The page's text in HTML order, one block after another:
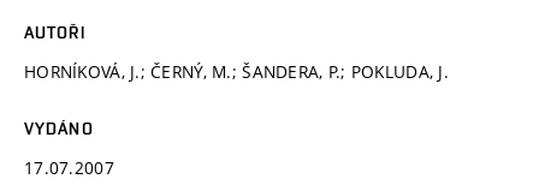
AUTOŘI
HORNÍKOVÁ, J.; ČERNÝ, M.; ŠANDERA, P.; POKLUDA, J.
VYDÁNO
17.07.2007